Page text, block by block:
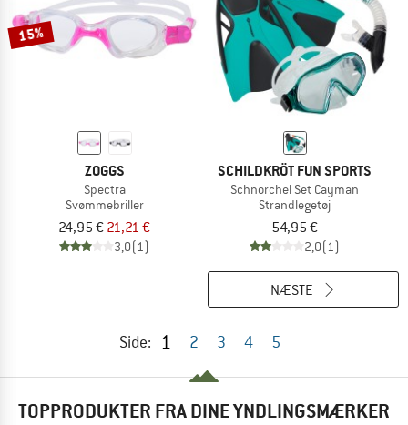
15%
ZOGGS
Spectra
Svømmebriller
24,95 € 21,21 €
3,0(1)
SCHILDKRÖT FUN SPORTS
Schnorchel Set Cayman
Strandlegetøj
54,95 €
2,0(1)
Side: 1 2 3 4 5
NÆSTE
TOPPRODUKTER FRA DINE YNDLINGSMÆRKER